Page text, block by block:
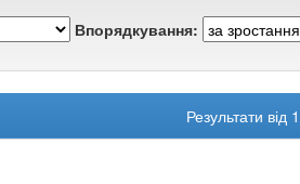
Впорядкування:
Результати від